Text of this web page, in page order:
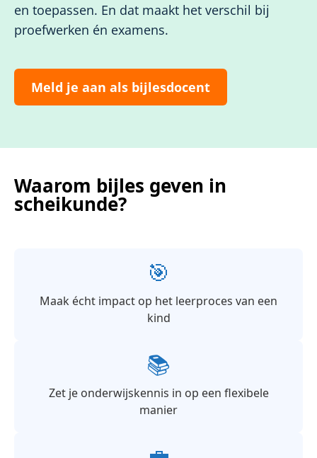
en toepassen. En dat maakt het verschil bij
proefwerken én examens.
Meld je aan als bijlesdocent
Waarom bijles geven in
scheikunde?
🎯
Maak écht impact op het leerproces van een
kind
📚
Zet je onderwijskennis in op een flexibele
manier